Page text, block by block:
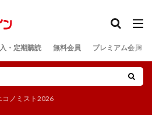
・定期購読 無料会員 プレミアム会員
コノミスト2026
検索